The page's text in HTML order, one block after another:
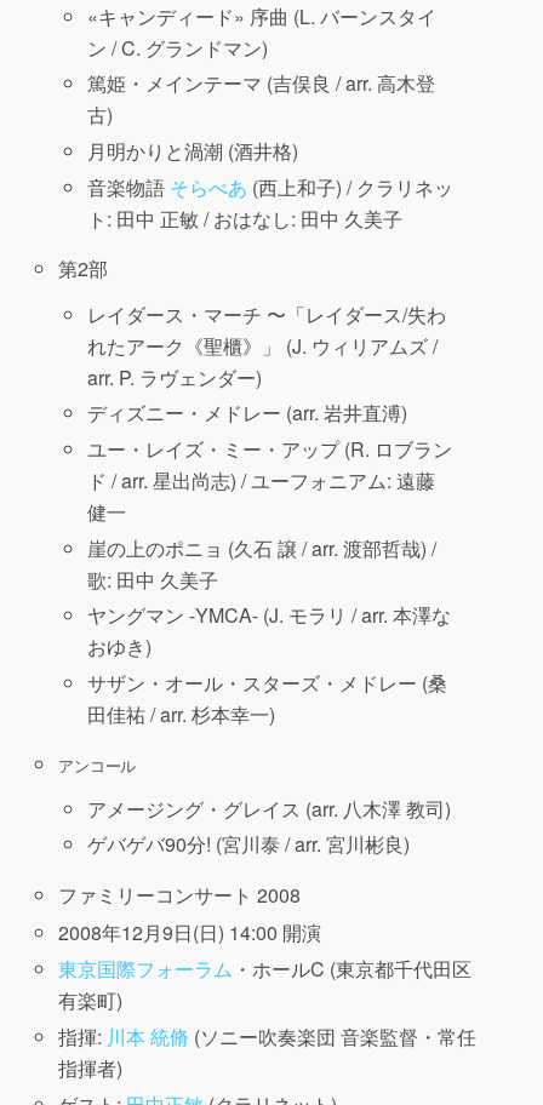
«キャンディード» 序曲 (L. バーンスタイ
ン / C. グランドマン)
篤姫・メインテーマ (吉俣良 / arr. 高木登
古)
月明かりと渦潮 (酒井格)
音楽物語 そらべあ (西上和子) / クラリネッ
ト: 田中 正敏 /おはなし: 田中 久美子
第2部
レイダース・マーチ 〜「レイダース/失わ
れたアーク《聖櫃》」 (J. ウィリアムズ /
arr. P. ラヴェンダー)
ディズニー・メドレー (arr. 岩井直溥)
ユー・レイズ・ミー・アップ (R. ロブラン
ド / arr. 星出尚志) /ユーフォニアム: 遠藤
健一
崖の上のポニョ (久石 譲 / arr. 渡部哲哉) /
歌: 田中 久美子
ヤングマン -YMCA- (J. モラリ / arr. 本澤な
おゆき)
サザン・オール・スターズ・メドレー (桑
田佳祐 / arr. 杉本幸一)
アンコール
アメージング・グレイス (arr. 八木澤 教司)
ゲバゲバ90分! (宮川泰 / arr. 宮川彬良)
ファミリーコンサート 2008
2008年12月9日(日) 14:00 開演
東京国際フォーラム ・ホールC (東京都千代田区
有楽町)
指揮: 川本 統脩 (ソニー吹奏楽団 音楽監督・常任
指揮者)